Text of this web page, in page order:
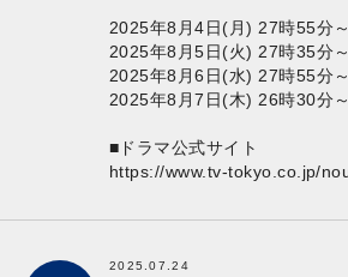
2025年8月4日(月) 27時55分
2025年8月5日(火) 27時35分
2025年8月6日(水) 27時55分
2025年8月7日(木) 26時30分
■ドラマ公式サイト
https://www.tv-tokyo.co.jp/
2025.07.24